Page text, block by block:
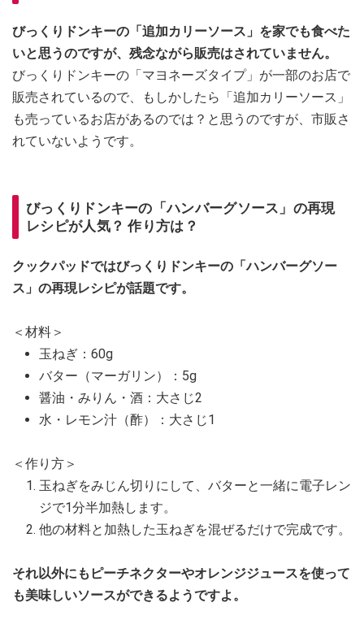
びっくりドンキーの「追加カリーソース」を家でも食べた
いと思うのですが、残念ながら販売はされていません。
びっくりドンキーの「マヨネーズタイプ」が一部のお店で
販売されているので、もしかしたら「追加カリーソース」
も売っているお店があるのでは？と思うのですが、市販さ
れていないようです。
びっくりドンキーの「ハンバーグソース」の再現
レシピが人気？ 作り方は？
クックパッドではびっくりドンキーの「ハンバーグソー
ス」の再現レシピが話題です。
＜材料＞
玉ねぎ：60g
バター（マーガリン）：5g
醤油・みりん・酒：大さじ2
水・レモン汁（酢）：大さじ1
＜作り方＞
玉ねぎをみじん切りにして、バターと一緒に電子レン
ジで1分半加熱します。
他の材料と加熱した玉ねぎを混ぜるだけで完成です。
それ以外にもピーチネクターやオレンジジュースを使って
も美味しいソースができるようですよ。